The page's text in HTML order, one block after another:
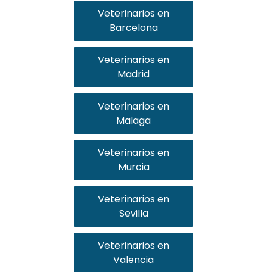
Veterinarios en
Barcelona
Veterinarios en
Madrid
Veterinarios en
Malaga
Veterinarios en
Murcia
Veterinarios en
Sevilla
Veterinarios en
Valencia